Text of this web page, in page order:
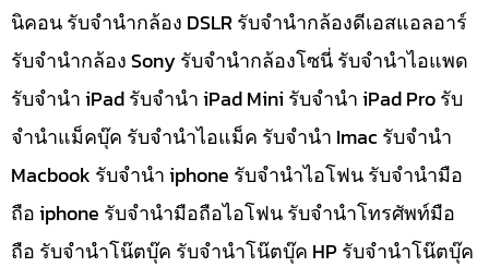
นิคอน รับจำนำกล้อง DSLR รับจำนำกล้องดีเอสแอลอาร์
รับจำนำกล้อง Sony รับจำนำกล้องโซนี่ รับจำนำไอแพด
รับจำนำ iPad รับจำนำ iPad Mini รับจำนำ iPad Pro รับ
จำนำแม็คบุ๊ค รับจำนำไอแม็ค รับจำนำ Imac รับจำนำ
Macbook รับจำนำ iphone รับจำนำไอโฟน รับจำนำมือ
ถือ iphone รับจำนำมือถือไอโฟน รับจำนำโทรศัพท์มือ
ถือ รับจำนำโน๊ตบุ๊ค รับจำนำโน๊ตบุ๊ค HP รับจำนำโน๊ตบุ๊ค